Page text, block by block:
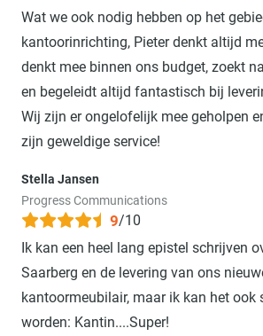
Wat we ook nodig hebben op het
kantoorinrichting, Pieter denkt altijd
denkt mee binnen ons budget, zoekt
en begeleidt altijd fantastisch bij
Wij zijn er ongelofelijk mee geholpen
zijn geweldige service!
Stella Jansen
Progress Communications
9/10
Ik kan een heel lang epistel schrijven
Saarberg en de levering van ons
kantoormeubilair, maar ik kan het ook
worden: Kantin....Super!